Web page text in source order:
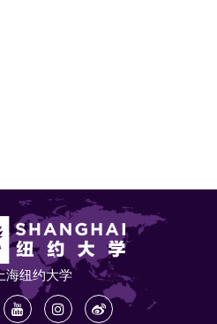
海纽约大学